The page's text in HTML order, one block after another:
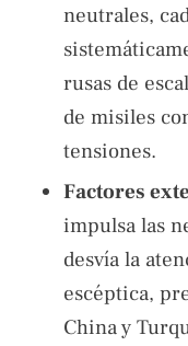
neutrales,
rusas de
de misiles
tensiones.
Factores
impulsa las
desvía la
escéptica,
China y